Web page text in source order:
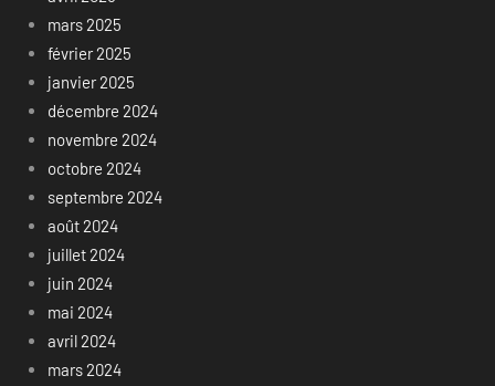
mars 2025
février 2025
janvier 2025
décembre 2024
novembre 2024
octobre 2024
septembre 2024
août 2024
juillet 2024
juin 2024
mai 2024
avril 2024
mars 2024